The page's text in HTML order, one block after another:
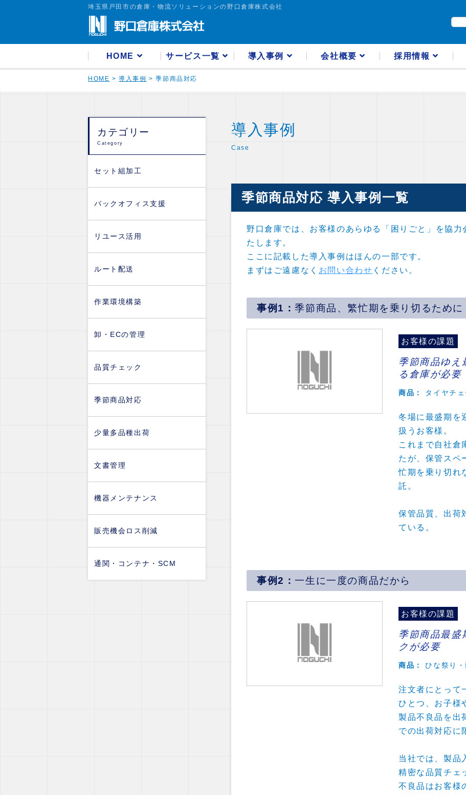
埼玉県戸田市の倉庫・物流ソリューションの野口倉庫株式会社
HOME サービス一覧 導入事例 会社概要 採用情報
HOME >導入事例 >季節商品対応
導入事例
Case
季節商品対応 導入事例一覧
野口倉庫では、お客様のあらゆる「困りごと」を協
たします。
ここに記載した導入事例はほんの一部です。
まずはご遠慮なく お問い合わせ ください。
季節商品、繁忙期を乗り切るために
お客様の課題
季節商品ゆえ
る倉庫が必要
商品： タイヤチェ
冬場に最盛期を
扱うお客様。
これまで自社倉
たが、保管スペ
忙期を乗り切れ
託。
保管品質、出荷
ている。
一生に一度の商品だから
お客様の課題
季節商品最盛
クが必要
商品：ひな祭り
注文者にとって
ひとつ、お子様
製品不良品を出
での出荷対応に
当社では、製品
精密な品質チェ
不良品はお客様
カテゴリー
Category
セット組加工
バックオフィス支援
リユース活用
ルート配送
作業環境構築
卸・ECの管理
品質チェック
季節商品対応
少量多品種出荷
文書管理
機器メンテナンス
販売機会ロス削減
通関・コンテナ・SCM